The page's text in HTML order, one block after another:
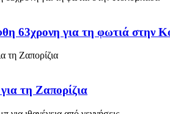
63χρονη για τη φωτιά στην
τη Ζαπορίζια